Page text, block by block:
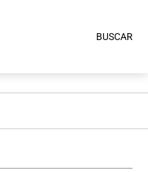
BUSCAR